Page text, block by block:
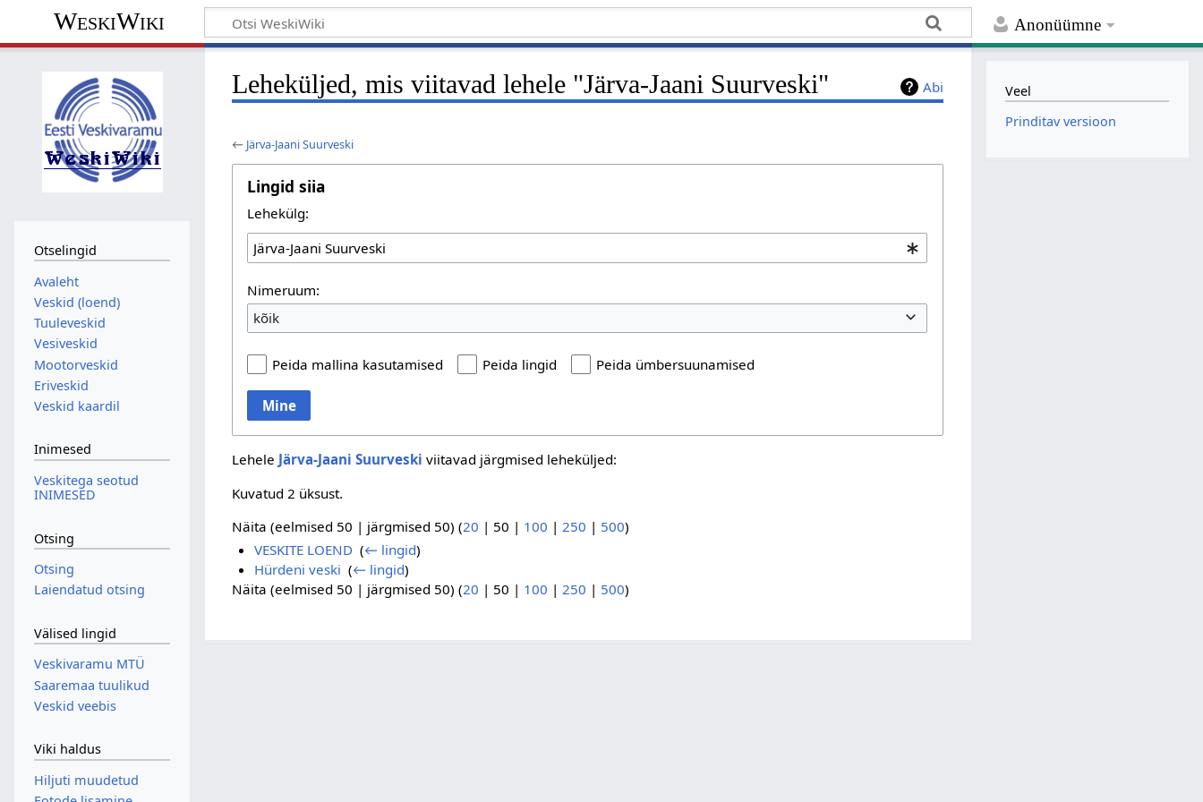
Anonüümne
WeskiWiki
Abi
Leheküljed, mis viitavad lehele "Järva-Jaani Suurveski"
← Järva-Jaani Suurveski
Lingid siia
Lehekülg:
Nimeruum:
kõik
Peida mallina kasutamised Peida lingid Peida ümbersuunamised
Mine
Lehele Järva-Jaani Suurveski viitavad järgmised leheküljed:
Kuvatud 2 üksust.
Näita (eelmised 50 | järgmised 50) (20 | 50 | 100 | 250 | 500)
VESKITE LOEND (← lingid)
Hürdeni veski (← lingid)
Näita (eelmised 50 | järgmised 50) (20 | 50 | 100 |250 | 500)
Otselingid
Avaleht
Veskid (loend)
Tuuleveskid
Vesiveskid
Mootorveskid
Eriveskid
Veskid kaardil
Inimesed
Veskitega seotud
INIMESED
Otsing
Otsing
Laiendatud otsing
Välised lingid
Veskivaramu MTÜ
Saaremaa tuulikud
Veskid veebis
Viki haldus
Hiljuti muudetud
Veel
Prinditav versioon